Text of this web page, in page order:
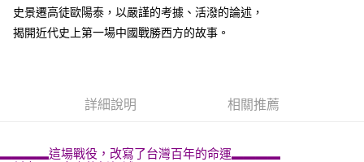
史景遷高徒歐陽泰，以嚴謹的考據、活潑的論述，
揭開近代史上第一場中國戰勝西方的故事。
詳細說明 相關推薦
▂▂▂▂這場戰役，改寫了台灣百年的命運▂▂▂▂